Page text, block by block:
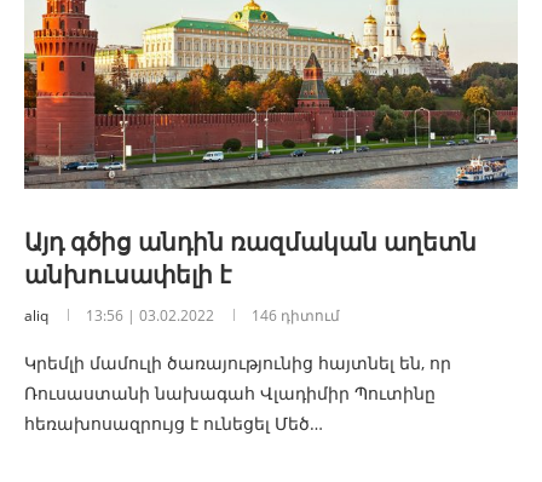
Այդ գծից անդին ռազմական աղետն
անխուսափելի է
aliq 13:56 | 03.02.2022 146 դիտում
Կրեմլի մամուլի ծառայությունից հայտնել են, որ
Ռուսաստանի նախագահ Վլադիմիր Պուտինը
հեռախոսազրույց է ունեցել Մեծ…